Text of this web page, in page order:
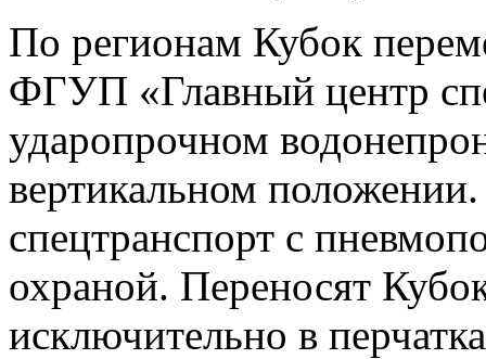
По регионам Кубок
ФГУП «Главный центр
ударопрочном
вертикальном
спецтранспорт с
охраной. Переносят
исключительно в